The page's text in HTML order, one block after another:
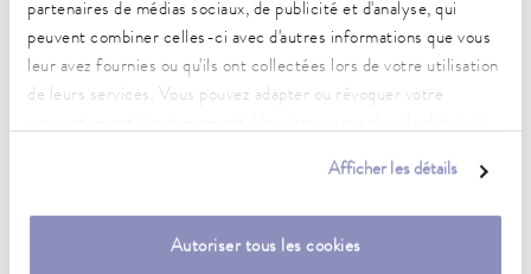
partenaires de médias sociaux, de publicité et d'analyse, qui
peuvent combiner celles-ci avec d'autres informations que vous
leur avez fournies ou qu'ils ont collectées lors de votre utilisation
de leurs services. Vous pouvez adapter ou révoquer votre
Afficher les détails
Autoriser tous les cookies
Plage de température de fonctionnement avec
refroidissement à l'eau
Plage de température de fonctionnement